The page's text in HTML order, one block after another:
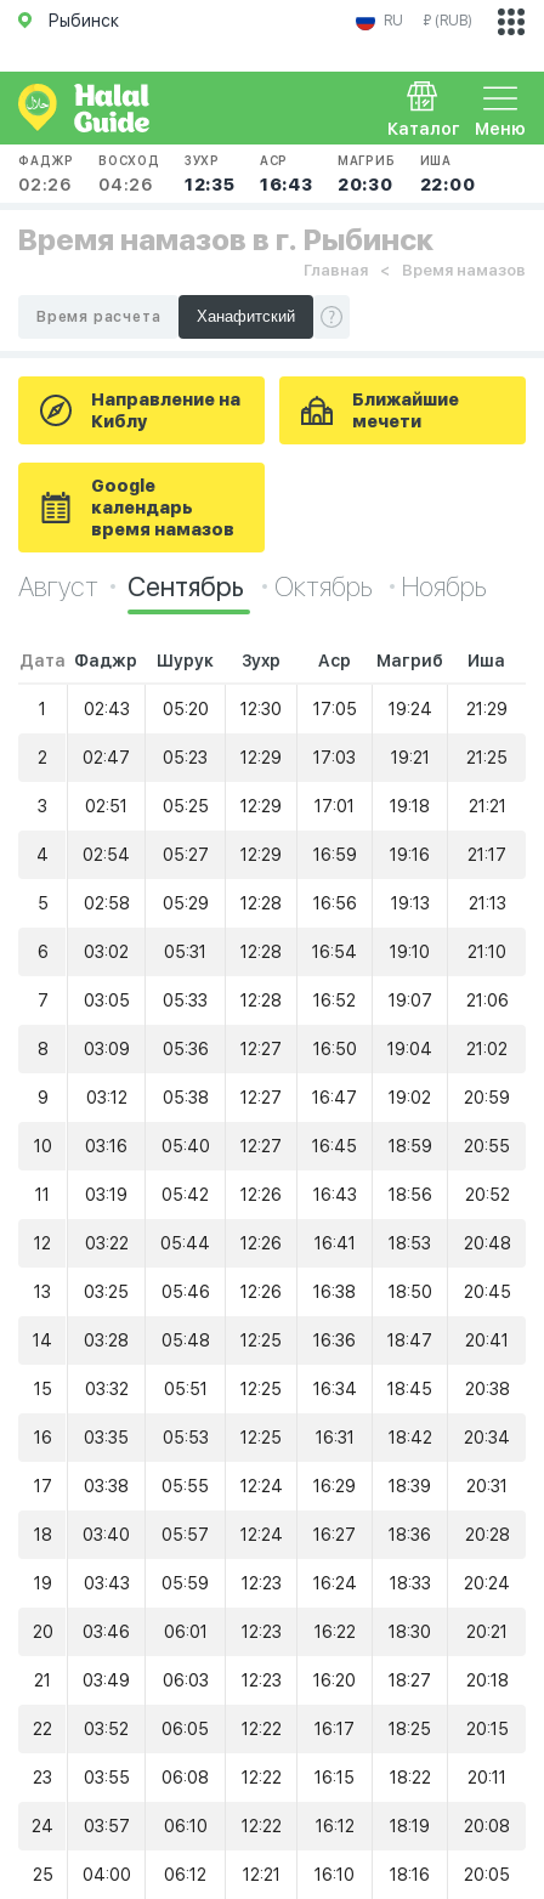
Рыбинск RU ₽ (RUB)
Меню
Каталог
ФАДЖР
02:26
ВОСХОД
04:26
ЗУХР
12:35
АСР
16:43
МАГРИБ
20:30
ИША
22:00
Время намазов в г. Рыбинск
Главная Время намазов
Время расчета
Направление на
Киблу
Ближайшие
мечети
Google
календарь
время намазов
Август Сентябрь Октябрь Ноябрь
Дата Фаджр Шурук Зухр Аср Магриб Иша
1 02:43 05:20 12:30 17:05 19:24 21:29
2 02:47 05:23 12:29 17:03 19:21 21:25
3 02:51 05:25 12:29 17:01 19:18 21:21
4 02:54 05:27 12:29 16:59 19:16 21:17
5 02:58 05:29 12:28 16:56 19:13 21:13
6 03:02 05:31 12:28 16:54 19:10 21:10
7 03:05 05:33 12:28 16:52 19:07 21:06
8 03:09 05:36 12:27 16:50 19:04 21:02
9 03:12 05:38 12:27 16:47 19:02 20:59
10 03:16 05:40 12:27 16:45 18:59 20:55
11 03:19 05:42 12:26 16:43 18:56 20:52
12 03:22 05:44 12:26 16:41 18:53 20:48
13 03:25 05:46 12:26 16:38 18:50 20:45
14 03:28 05:48 12:25 16:36 18:47 20:41
15 03:32 05:51 12:25 16:34 18:45 20:38
16 03:35 05:53 12:25 16:31 18:42 20:34
17 03:38 05:55 12:24 16:29 18:39 20:31
18 03:40 05:57 12:24 16:27 18:36 20:28
19 03:43 05:59 12:23 16:24 18:33 20:24
20 03:46 06:01 12:23 16:22 18:30 20:21
21 03:49 06:03 12:23 16:20 18:27 20:18
22 03:52 06:05 12:22 16:17 18:25 20:15
23 03:55 06:08 12:22 16:15 18:22 20:11
24 03:57 06:10 12:22 16:12 18:19 20:08
25 04:00 06:12 12:21 16:10 18:16 20:05